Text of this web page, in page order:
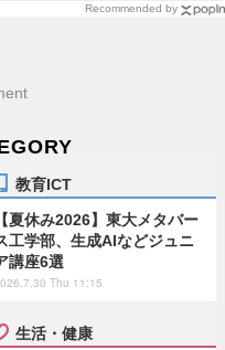
Recommended by
教育ICT
【夏休み2026】東大メタバー
工学部、生成AIなどジュニ
講座6選
Thu 11:15
生活・健康